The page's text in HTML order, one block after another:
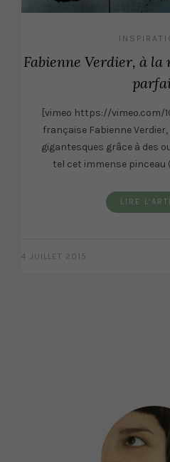
Fabienne Verdier, à la
[vimeo https://vimeo.com/
française Fabienne
gigantesques grâce à des
tel cet immense pinceau
LIRE
4 JUILLET 2015